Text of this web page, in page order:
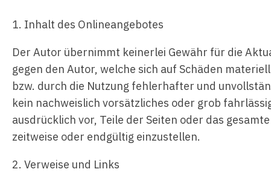
1. Inhalt des Onlineangebotes
Der Autor übernimmt keinerlei Gewähr für die
gegen den Autor, welche sich auf Schäden
bzw. durch die Nutzung fehlerhafter und
kein nachweislich vorsätzliches oder grob
ausdrücklich vor, Teile der Seiten oder das
zeitweise oder endgültig einzustellen.
2. Verweise und Links